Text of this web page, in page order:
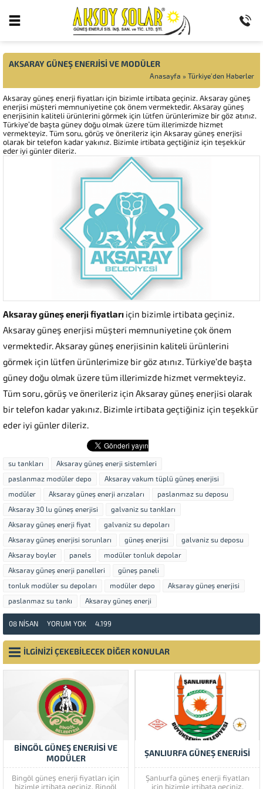
AKSARAY GÜNEŞ ENERJİSİ VE MODÜLER
Anasayfa » Türkiye'den Haberler
Aksaray güneş enerji fiyatları için bizimle irtibata geçiniz. Aksaray güneş
enerjisi müşteri memnuniyetine çok önem vermektedir. Aksaray güneş
enerjisinin kaliteli ürünlerini görmek için lütfen ürünlerimize bir göz atınız.
Türkiye’de başta güney doğu olmak üzere tüm illerimizde hizmet
vermekteyiz. Tüm soru, görüş ve önerileriz için Aksaray güneş enerjisi
olarak bir telefon kadar yakınız. Bizimle irtibata geçtiğiniz için teşekkür
eder iyi günler dileriz.
Aksaray güneş enerji fiyatları için bizimle irtibata geçiniz.
Aksaray güneş enerjisi müşteri memnuniyetine çok önem
vermektedir. Aksaray güneş enerjisinin kaliteli ürünlerini
görmek için lütfen ürünlerimize bir göz atınız. Türkiye’de başta
güney doğu olmak üzere tüm illerimizde hizmet vermekteyiz.
Tüm soru, görüş ve önerileriz için Aksaray güneş enerjisi olarak
bir telefon kadar yakınız. Bizimle irtibata geçtiğiniz için teşekkür
eder iyi günler dileriz.
su tankları
Aksaray güneş enerji sistemleri
paslanmaz modüler depo
Aksaray vakum tüplü güneş enerjisi
modüler
Aksaray güneş enerji arızaları
paslanmaz su deposu
Aksaray 30 lu güneş enerjisi
galvaniz su tankları
Aksaray güneş enerji fiyat
galvaniz su depoları
Aksaray güneş enerjisi sorunları
güneş enerjisi
galvaniz su deposu
Aksaray boyler
panels
modüler tonluk depolar
Aksaray güneş enerji panelleri
güneş paneli
tonluk modüler su depoları
modüler depo
Aksaray güneş enerjisi
paslanmaz su tankı
Aksaray güneş enerji
08 NISAN YORUM YOK 4.199
İLGİNİZİ ÇEKEBİLECEK DİĞER KONULAR
BİNGÖL GÜNEŞ ENERJİSİ VE
MODÜLER
Bingöl güneş enerji fiyatları için
bizimle irtibata geçiniz. Bingöl
ŞANLIURFA GÜNEŞ ENERJISI
Şanlıurfa güneş enerji fiyatları
için bizimle irtibata geçiniz.